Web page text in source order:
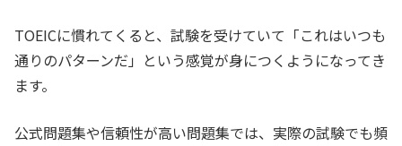
TOEICに慣れてくると、試験を受けていて「これはいつも
通りのパターンだ」という感覚が身につくようになってき
ます。
公式問題集や信頼性が高い問題集では、実際の試験でも頻